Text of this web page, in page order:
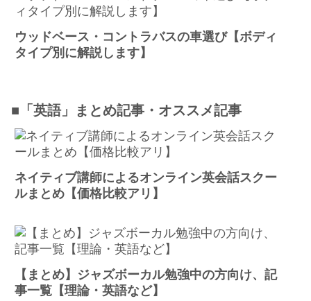
ウッドベース・コントラバスの車選び【ボディ
タイプ別に解説します】
■「英語」まとめ記事・オススメ記事
ネイティブ講師によるオンライン英会話スクー
ルまとめ【価格比較アリ】
【まとめ】ジャズボーカル勉強中の方向け、記
事一覧【理論・英語など】